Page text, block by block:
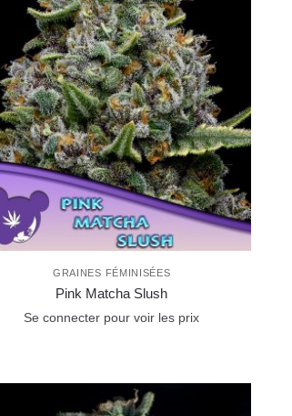
GRAINES FÉMINISÉES
Pink Matcha Slush
Se connecter pour voir les prix